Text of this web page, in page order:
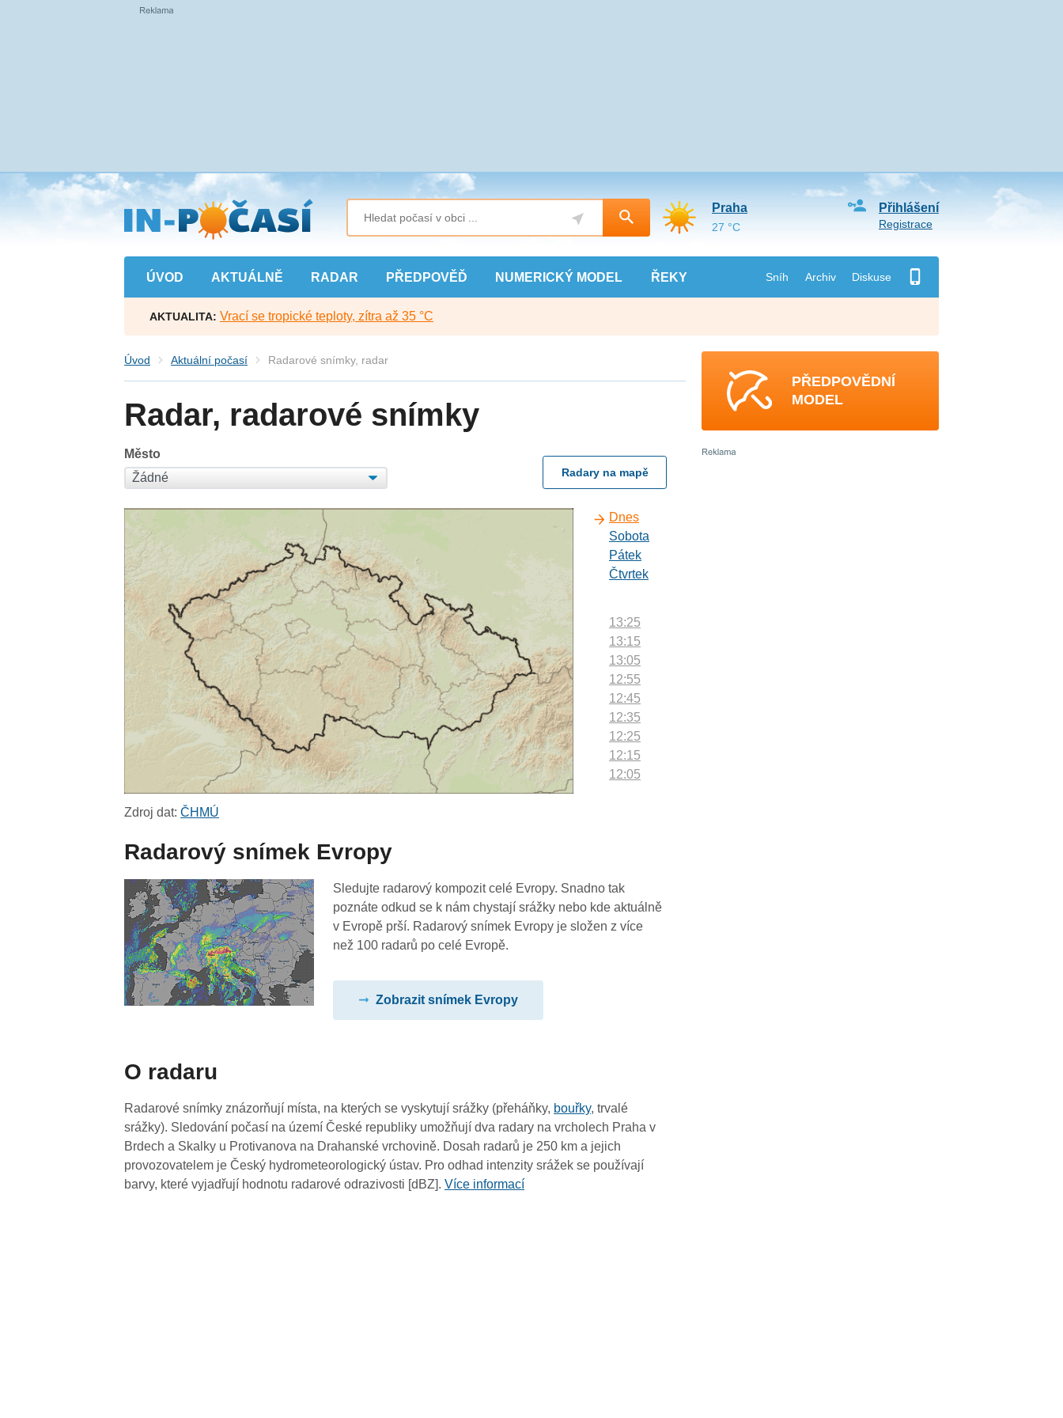
Přejít
na
hlavní
obsah
ÚVOD AKTUÁLNĚ RADAR PŘEDPOVĚĎ NUMERICKÝ MODEL ŘEKY Sníh Archiv Diskuse
Přihlášení
Registrace
Praha
27 °C
AKTUALITA: Vrací se tropické teploty, zítra až 35 °C
Úvod Aktuální počasí Radarové snímky, radar
Radar, radarové snímky
Město
Radary na mapě
Dnes
Sobota
Pátek
Čtvrtek
13:25
13:15
13:05
12:55
12:45
12:35
12:25
12:15
12:05
11:05
10:55
10:45
09:05
08:55
08:45
08:35
Zdroj dat:ČHMÚ
Radarový snímek Evropy
Sledujte radarový kompozit celé Evropy. Snadno tak
poznáte odkud se k nám chystají srážky nebo kde aktuálně
v Evropě prší. Radarový snímek Evropy je složen z více
než 100 radarů po celé Evropě.
Zobrazit snímek Evropy
O radaru
Radarové snímky znázorňují místa, na kterých se vyskytují srážky (přeháňky, bouřky, trvalé
srážky). Sledování počasí na území České republiky umožňují dva radary na vrcholech Praha v
Brdech a Skalky u Protivanova na Drahanské vrchovině. Dosah radarů je 250 km a jejich
provozovatelem je Český hydrometeorologický ústav. Pro odhad intenzity srážek se používají
barvy, které vyjadřují hodnotu radarové odrazivosti [dBZ].Více informací
PŘEDPOVĚDNÍ
MODEL